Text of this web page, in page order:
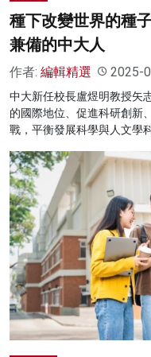
種下改變世界的種
兼備的中大人
作者: 編輯精選 2025-
中大新任校長盧煜明教授矢
的國際地位、促進科研創新
戰，平衡發展科學與人文學